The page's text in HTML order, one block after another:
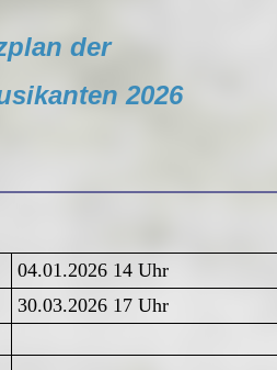
der
2026
04.01.2026 14 Uhr
30.03.2026 17 Uhr